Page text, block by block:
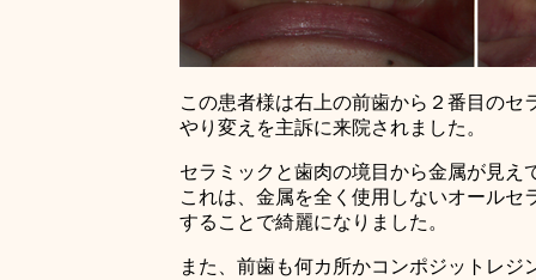
この患者様は右上の前歯から２番目のセ
やり変えを主訴に来院されました。
セラミックと歯肉の境目から金属が見え
これは、金属を全く使用しないオールセ
することで綺麗になりました。
また、前歯も何カ所かコンポジットレ